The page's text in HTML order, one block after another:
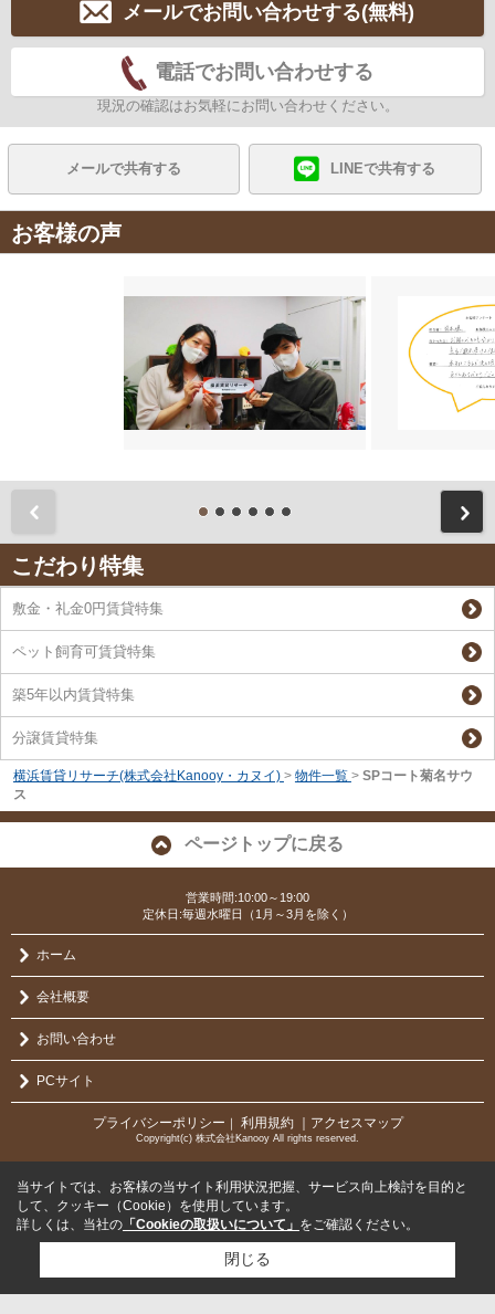
メールでお問い合わせする(無料)
電話でお問い合わせする
現況の確認はお気軽にお問い合わせください。
メールで共有する LINEで共有する
お客様の声
こだわり特集
敷金・礼金0円賃貸特集
ペット飼育可賃貸特集
築5年以内賃貸特集
分譲賃貸特集
横浜賃貸リサーチ(株式会社Kanooy・カヌイ) > 物件一覧 > SPコート菊名サウ
ス
ページトップに戻る
営業時間:10:00～19:00
定休日:毎週水曜日（1月～3月を除く）
ホーム
会社概要
お問い合わせ
PCサイト
プライバシーポリシー 利用規約 ｜アクセスマップ
Copyright(c) 株式会社Kanooy All rights reserved.
当サイトでは、お客様の当サイト利用状況把握、サービス向上検討を目的と
して、クッキー（Cookie）を使用しています。
詳しくは、当社の 「Cookieの取扱いについて」 をご確認ください。
閉じる